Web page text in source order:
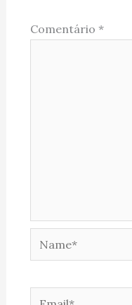
Comentário *
Name*
Email*